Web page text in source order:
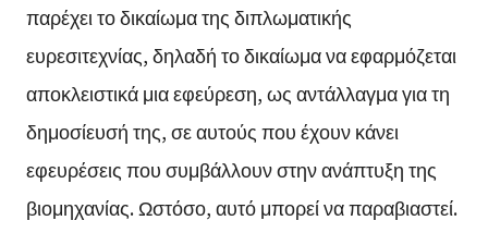
παρέχει το δικαίωμα της διπλωματικής
ευρεσιτεχνίας, δηλαδή το δικαίωμα να εφαρμόζεται
αποκλειστικά μια εφεύρεση, ως αντάλλαγμα για τη
δημοσίευσή της, σε αυτούς που έχουν κάνει
εφευρέσεις που συμβάλλουν στην ανάπτυξη της
βιομηχανίας. Ωστόσο, αυτό μπορεί να παραβιαστεί.